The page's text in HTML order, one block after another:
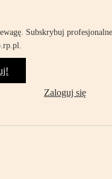
Subskrybuj
Zaloguj się